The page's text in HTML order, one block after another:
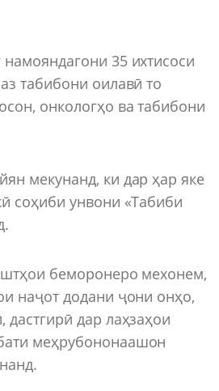
35 ихтисоси
табибони оилавӣ то
онкологҳо ва табибони
мекунанд, ки дар ҳар яке
соҳиби унвони «Табиби
беморонеро мехонем,
наҷот додани ҷони онҳо,
дастгирӣ дар лаҳзаҳои
меҳрубононаашон